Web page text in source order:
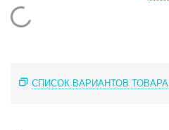
СПИСОК ВАРИАНТОВ ТОВАРА